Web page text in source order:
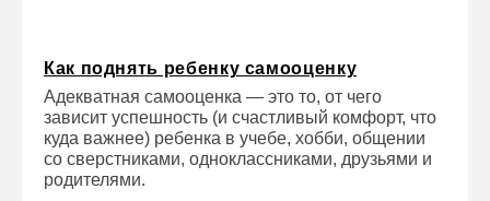
Как поднять ребенку самооценку
Адекватная самооценка — это то, от чего
зависит успешность (и счастливый комфорт, что
куда важнее) ребенка в учебе, хобби, общении
со сверстниками, одноклассниками, друзьями и
родителями.